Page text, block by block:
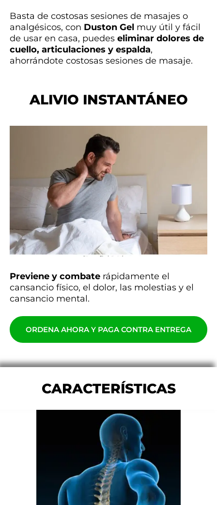
Basta de costosas sesiones de masajes o
analgésicos, con Duston Gel muy útil y fácil
de usar en casa, puedes eliminar dolores de
cuello, articulaciones y espalda,
ahorrándote costosas sesiones de masaje.
ALIVIO INSTANTÁNEO
Previene y combate rápidamente el
cansancio físico, el dolor, las molestias y el
cansancio mental.
ORDENA AHORA Y PAGA CONTRA ENTREGA
CARACTERÍSTICAS